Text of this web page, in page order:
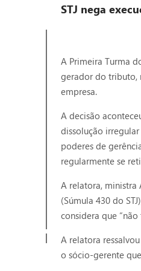
STJ nega
A Primeira Turma
gerador do tributo,
empresa.
A decisão
dissolução
poderes de
regularmente se
A relatora, ministra
(Súmula 430 do
considera que
A relatora
o sócio-gerente